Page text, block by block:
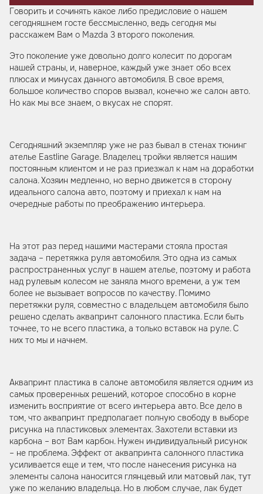
Говорить и сочинять какое либо предисловие о нашем
сегодняшнем госте бессмысленно, ведь сегодня мы
расскажем Вам о Mazda 3 второго поколения.
Это поколение уже довольно долго колесит по дорогам
нашей страны, и, наверное, каждый уже знает обо всех
плюсах и минусах данного автомобиля. В свое время,
большое количество споров вызвал, конечно же салон авто.
Но как мы все знаем, о вкусах не спорят.
Сегодняшний экземпляр уже не раз бывал в стенах тюнинг
ателье Eastline Garage. Владелец тройки является нашим
постоянным клиентом и не раз приезжал к нам на доработки
салона. Хозяин медленно, но верно движется в сторону
идеального салона авто, поэтому и приехал к нам на
очередные работы по преображению интерьера.
На этот раз перед нашими мастерами стояла простая
задача – перетяжка руля автомобиля. Это одна из самых
распространенных услуг в нашем ателье, поэтому и работа
над рулевым колесом не заняла много времени, а уж тем
более не вызывает вопросов по качеству. Помимо
перетяжки руля, совместно с владельцем автомобиля было
решено сделать аквапринт салонного пластика. Если быть
точнее, то не всего пластика, а только вставок на руле. С
них то мы и начнем.
Аквапринт пластика в салоне автомобиля является одним из
самых проверенных решений, которое способно в корне
изменить восприятие от всего интерьера авто. Все дело в
том, что аквапринт предполагает полную свободу в выборе
рисунка на пластиковых элементах. Захотели вставки из
карбона – вот Вам карбон. Нужен индивидуальный рисунок
– не проблема. Эффект от аквапринта салонного пластика
усиливается еще и тем, что после нанесения рисунка на
элементы салона наносится глянцевый или матовый лак, тут
уже по желанию владельца. Но в любом случае, лак будет